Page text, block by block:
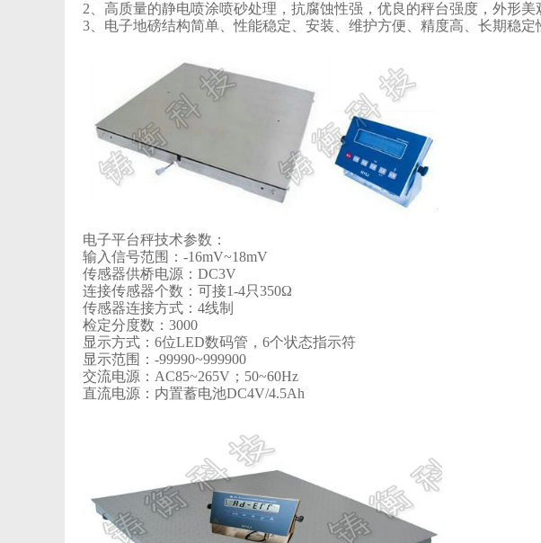
2、高质量的静电喷涂喷砂处理，抗腐蚀性强，优良的秤台强度，外形美
3、电子地磅结构简单、性能稳定、安装、维护方便、精度高、长期稳定
电子平台秤技术参数：
输入信号范围：-16mV~18mV
传感器供桥电源：DC3V
连接传感器个数：可接1-4只350Ω
传感器连接方式：4线制
检定分度数：3000
显示方式：6位LED数码管，6个状态指示符
显示范围：-99990~999900
交流电源：AC85~265V；50~60Hz
直流电源：内置蓄电池DC4V/4.5Ah